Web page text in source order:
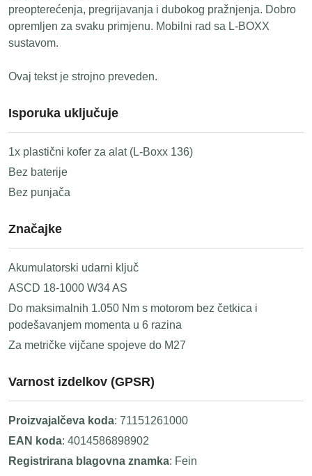
preopterećenja, pregrijavanja i dubokog pražnjenja. Dobro
opremljen za svaku primjenu. Mobilni rad sa L-BOXX
sustavom.
Ovaj tekst je strojno preveden.
Isporuka uključuje
1x plastični kofer za alat (L-Boxx 136)
Bez baterije
Bez punjača
Značajke
Akumulatorski udarni ključ
ASCD 18-1000 W34 AS
Do maksimalnih 1.050 Nm s motorom bez četkica i
podešavanjem momenta u 6 razina
Za metričke vijčane spojeve do M27
Varnost izdelkov (GPSR)
Proizvajalčeva koda: 71151261000
EAN koda: 4014586898902
Registrirana blagovna znamka: Fein